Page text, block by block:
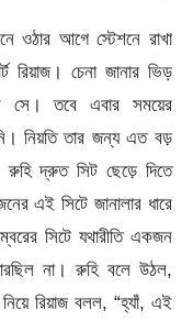
ওঠার আগে স্টেশনে রাখা
রিয়াজ। চেনা জানার ভিড়
সে। তবে এবার সময়ের
নিয়তি তার জন্য এত বড়
রুহি দ্রুত সিট ছেড়ে দিতে
এই সিটে জানালার ধারে
সিটে যথারীতি একজন
না। রুহি বলে উঠল,
নিয়ে রিয়াজ বলল, “হ্যাঁ, এই